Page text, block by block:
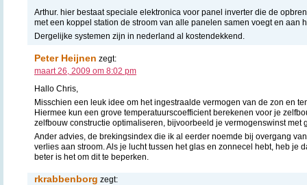
Arthur. hier bestaat speciale elektronica voor panel inverter die de
met een koppel station de stroom van alle panelen samen voegt en aan
Dergelijke systemen zijn in nederland al kostendekkend.
Peter Heijnen zegt:
maart 26, 2009 om 8:02 pm
Hallo Chris,
Misschien een leuk idee om het ingestraalde vermogen van de zon en
Hiermee kun een grove temperatuurscoefficient berekenen voor je
zelfbouw constructie optimaliseren, bijvoorbeeld je vermogenswinst met
Ander advies, de brekingsindex die ik al eerder noemde bij overgang
verlies aan stroom. Als je lucht tussen het glas en zonnecel hebt, heb je
beter is het om dit te beperken.
rkrabbenborg zegt: